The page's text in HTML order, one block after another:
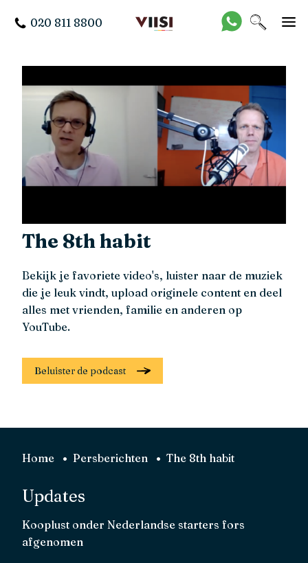
020 811 8800
The 8th habit
Bekijk je favoriete video's, luister naar de muziek
die je leuk vindt, upload originele content en deel
alles met vrienden, familie en anderen op
YouTube.
Beluister de podcast
Home Persberichten The 8th habit
Updates
Kooplust onder Nederlandse starters fors
afgenomen